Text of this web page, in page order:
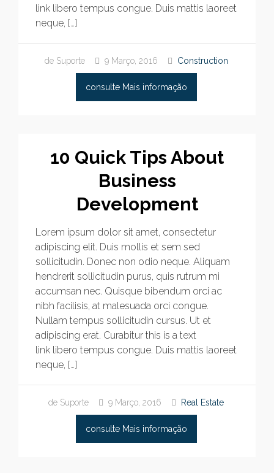
link libero tempus congue. Duis mattis laoreet
neque, […]
de Suporte 9 Março, 2016 Construction
consulte Mais informação
10 Quick Tips About
Business
Development
Lorem ipsum dolor sit amet, consectetur
adipiscing elit. Duis mollis et sem sed
sollicitudin. Donec non odio neque. Aliquam
hendrerit sollicitudin purus, quis rutrum mi
accumsan nec. Quisque bibendum orci ac
nibh facilisis, at malesuada orci congue.
Nullam tempus sollicitudin cursus. Ut et
adipiscing erat. Curabitur this is a text
link libero tempus congue. Duis mattis laoreet
neque, […]
de Suporte 9 Março, 2016 Real Estate
consulte Mais informação